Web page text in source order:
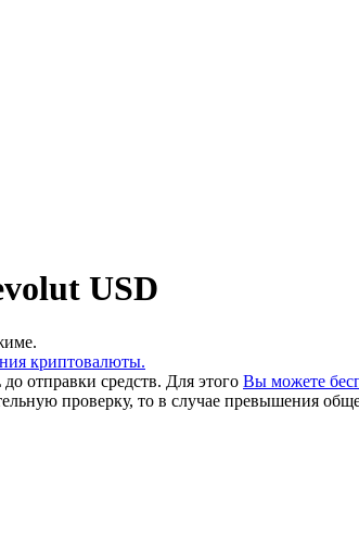
USD
криптовалюты.
отправки средств. Для этого Вы можете
проверку, то в случае превышения